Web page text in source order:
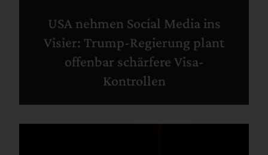
USA nehmen Social Media ins
Visier: Trump-Regierung plant
offenbar schärfere Visa-
Kontrollen